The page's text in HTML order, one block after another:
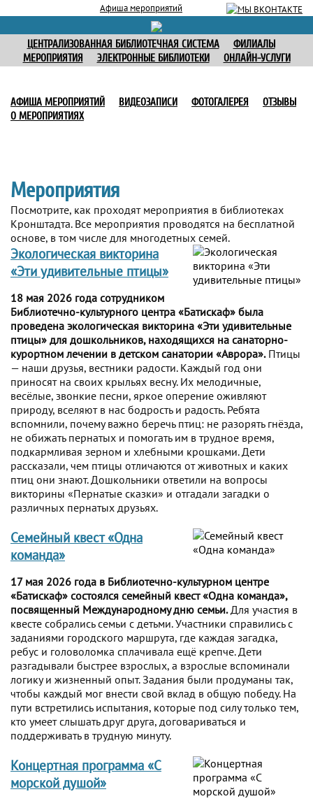
Афиша мероприятий
ЦЕНТРАЛИЗОВАННАЯ БИБЛИОТЕЧНАЯ СИСТЕМА
ФИЛИАЛЫ
МЕРОПРИЯТИЯ
ЭЛЕКТРОННЫЕ БИБЛИОТЕКИ ОНЛАЙН-УСЛУГИ
АФИША МЕРОПРИЯТИЙ ВИДЕОЗАПИСИ ФОТОГАЛЕРЕЯ
ОТЗЫВЫ
О МЕРОПРИЯТИЯХ
Мероприятия
Посмотрите, как проходят мероприятия в библиотеках
Кронштадта. Все мероприятия проводятся на бесплатной
основе, в том числе для многодетных семей.
Экологическая викторина
«Эти удивительные птицы»
18 мая 2026 года сотрудником
Библиотечно-культурного центра «Батискаф» была
проведена экологическая викторина «Эти удивительные
птицы» для дошкольников, находящихся на санаторно-
курортном лечении в детском санатории «Аврора».Птицы
— наши друзья, вестники радости. Каждый год они
приносят на своих крыльях весну. Их мелодичные,
весёлые, звонкие песни, яркое оперение оживляют
природу, вселяют в нас бодрость и радость. Ребята
вспомнили, почему важно беречь птиц: не разорять гнёзда,
не обижать пернатых и помогать им в трудное время,
подкармливая зерном и хлебными крошками. Дети
рассказали, чем птицы отличаются от животных и каких
птиц они знают. Дошкольники ответили на вопросы
викторины «Пернатые сказки» и отгадали загадки о
различных пернатых друзьях.
Семейный квест «Одна
команда»
17 мая 2026 года в Библиотечно-культурном центре
«Батискаф» состоялся семейный квест «Одна команда»,
посвященный Международному дню семьи.Для участия в
квесте собрались семьи с детьми. Участники справились с
заданиями городского маршрута, где каждая загадка,
ребус и головоломка сплачивала ещё крепче. Дети
разгадывали быстрее взрослых, а взрослые вспоминали
логику и жизненный опыт. Задания были продуманы так,
чтобы каждый мог внести свой вклад в общую победу. На
пути встретились испытания, которые под силу только тем,
кто умеет слышать друг друга, договариваться и
поддерживать в трудную минуту.
Концертная программа «С
морской душой»